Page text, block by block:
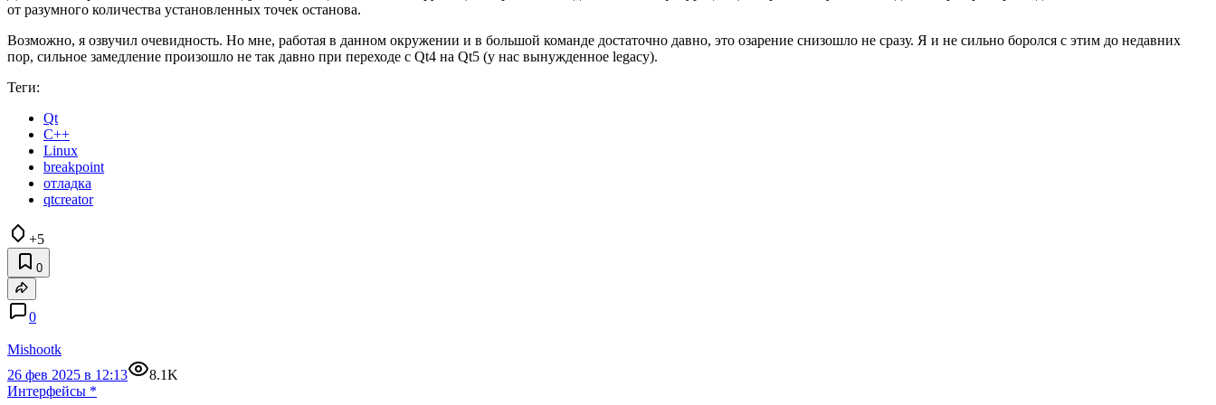
от разумного количества установленных точек останова.
Возможно, я озвучил очевидность. Но мне, работая в данном окружении и в большой команде достаточно давно, это озарение снизошло не сразу. Я и не сильно боролся с этим до недавних
пор, сильное замедление произошло не так давно при переходе с Qt4 на Qt5 (у нас вынужденное legacy).
Теги:
Qt
C++
Linux
breakpoint
отладка
qtcreator
+5
0
0
Mishootk
26 фев 2025 в 12:13
8.1K
Интерфейсы *